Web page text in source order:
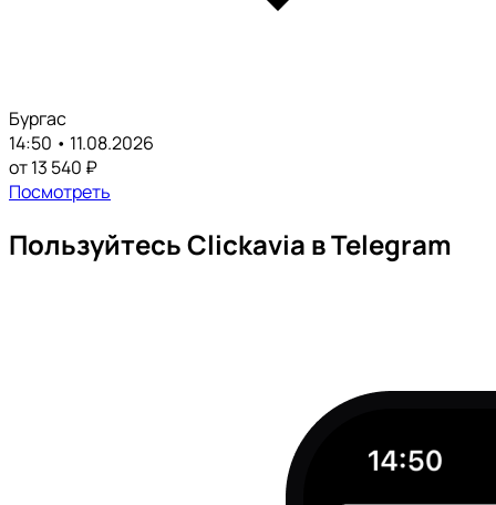
Бургас
14:50 • 11.08.2026
от 13 540 ₽
Посмотреть
Пользуйтесь Clickavia в Telegram